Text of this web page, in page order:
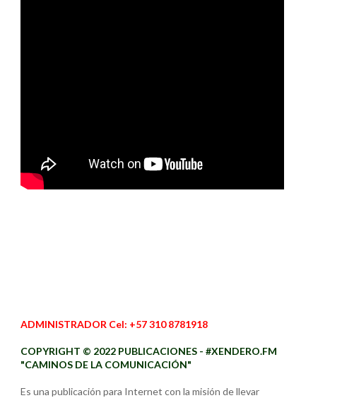
ADMINISTRADOR Cel: +57 310 8781918
COPYRIGHT © 2022 PUBLICACIONES - #XENDERO.FM
"CAMINOS DE LA COMUNICACIÓN"
Es una publicación para Internet con la misión de llevar